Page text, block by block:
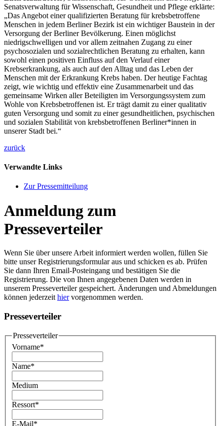
Senatsverwaltung für Wissenschaft, Gesundheit und Pflege erklärte:
„Das Angebot einer qualifizierten Beratung für krebsbetroffene
Menschen in jedem Berliner Bezirk ist ein wichtiger Baustein in der
Versorgung der Berliner Bevölkerung. Einen möglichst
niedrigschwelligen und vor allem zeitnahen Zugang zu einer
psychosozialen und sozialrechtlichen Beratung zu erhalten, kann
sowohl einen positiven Einfluss auf den Verlauf einer
Krebserkrankung, als auch auf den Alltag und das Leben der
Menschen mit der Erkrankung Krebs haben. Der heutige Fachtag
zeigt, wie wichtig und effektiv eine Zusammenarbeit und das
gemeinsame Wirken aller Beteiligten im Versorgungssystem zum
Wohle von Krebsbetroffenen ist. Er trägt damit zu einer qualitativ
guten Versorgung und somit zu einer gesundheitlichen, psychischen
und sozialen Stabilität von krebsbetroffenen Berliner*innen in
unserer Stadt bei.“
zurück
Verwandte Links
Zur Pressemitteilung
Anmeldung zum
Presseverteiler
Wenn Sie über unsere Arbeit informiert werden wollen, füllen Sie
bitte unser Registrierungsformular aus und schicken es ab. Prüfen
Sie dann Ihren Email-Posteingang und bestätigen Sie die
Registrierung. Die von Ihnen angegebenen Daten werden in
unserem Presseverteiler gespeichert. Änderungen und Abmeldungen
können jederzeit hiervorgenommen werden.
Presseverteiler
Presseverteiler
Vorname*
Name*
Medium
Ressort*
E-Mail*